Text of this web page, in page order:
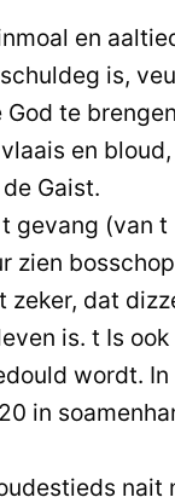
en
is,
te
en
Gaist.
gevang (van t
zien bosschop
zeker, dat
is. t Is ook
wordt. In
in
nait